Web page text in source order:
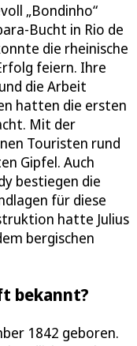
„Bondinho“
Bucht in Rio de
die rheinische
feiern. Ihre
die Arbeit
hatten die ersten
Mit der
Touristen rund
Gipfel. Auch
bestiegen die
für diese
hatte Julius
bergischen
bekannt?
1842 geboren.